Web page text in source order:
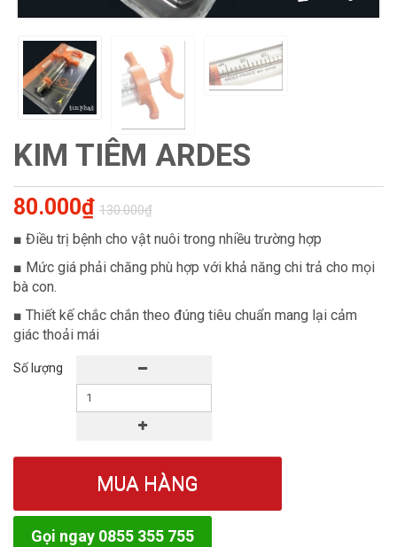
KIM TIÊM ARDES
80.000₫ 130.000₫
■ Điều trị bệnh cho vật nuôi trong nhiều trường hợp
■ Mức giá phải chăng phù hợp với khả năng chi trả cho mọi
bà con.
■ Thiết kế chắc chắn theo đúng tiêu chuẩn mang lại cảm
giác thoải mái
Số lượng
MUA HÀNG
Gọi ngay 0855 355 755